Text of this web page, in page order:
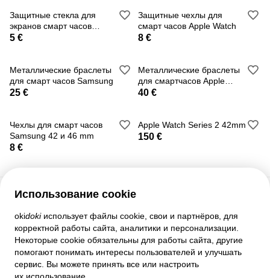
Защитные стекла для
экранов смарт часов
Samsung 42 и 46 мм
5 €
Защитные чехлы для
смарт часов Apple Watch
8 €
Металлические браслеты
для смарт часов Samsung
25 €
Металлические браслеты
для смартчасов Apple
Watch
40 €
Чехлы для смарт часов
Samsung 42 и 46 mm
8 €
Apple Watch Series 2 42mm
150 €
Использование cookie
okidokiиспользует файлы cookie, свои и партнёров, для
корректной работы сайта, аналитики и персонализации.
Некоторые cookie обязательны для работы сайта, другие
помогают понимать интересы пользователей и улучшать
сервис. Вы можете принять все или настроить
Служба поддержки
Помощь
Правила и соглашения
Настройки приватности
Полная версия сайта